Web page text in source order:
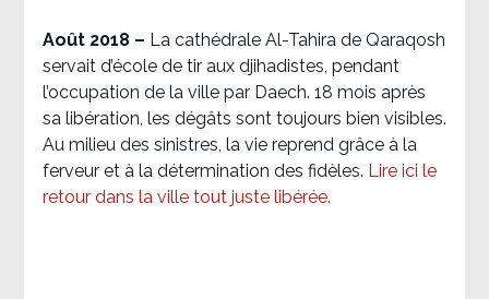
Août 2018 – La cathédrale Al-Tahira de Qaraqosh
servait d’école de tir aux djihadistes, pendant
l’occupation de la ville par Daech. 18 mois après
sa libération, les dégâts sont toujours bien visibles.
Au milieu des sinistres, la vie reprend grâce à la
ferveur et à la détermination des fidèles. Lire ici le
retour dans la ville tout juste libérée.